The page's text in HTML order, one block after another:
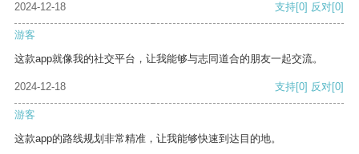
2024-12-18 支持[0] 反对[0]
游客
这款app就像我的社交平台，让我能够与志同道合的朋友一起交流。
2024-12-18 支持[0] 反对[0]
游客
这款app的路线规划非常精准，让我能够快速到达目的地。